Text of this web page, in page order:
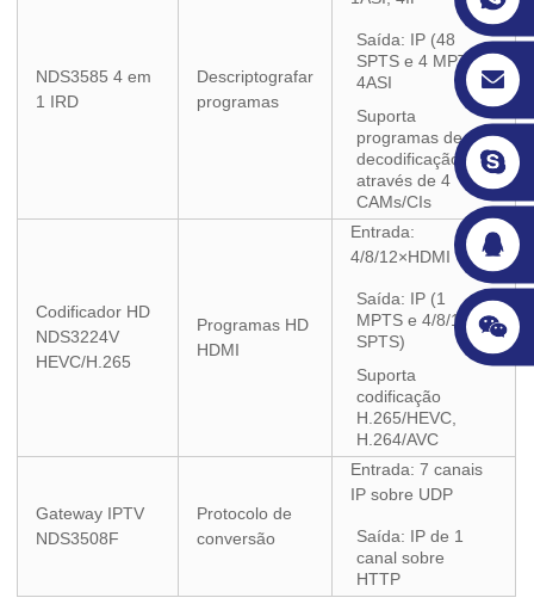
NDS3585 4 em
1 IRD
Descriptografar
programas
Saída: IP (48
SPTS e 4 MPTS),
4ASI
Suporta
programas de
decodificação
através de 4
CAMs/CIs
Codificador HD
NDS3224V
HEVC/H.265
Programas HD
HDMI
Entrada:
4/8/12×HDMI
Saída: IP (1
MPTS e 4/8/12
SPTS)
Suporta
codificação
H.265/HEVC,
H.264/AVC
Gateway IPTV
NDS3508F
Protocolo de
conversão
Entrada: 7 canais
IP sobre UDP
Saída: IP de 1
canal sobre
HTTP